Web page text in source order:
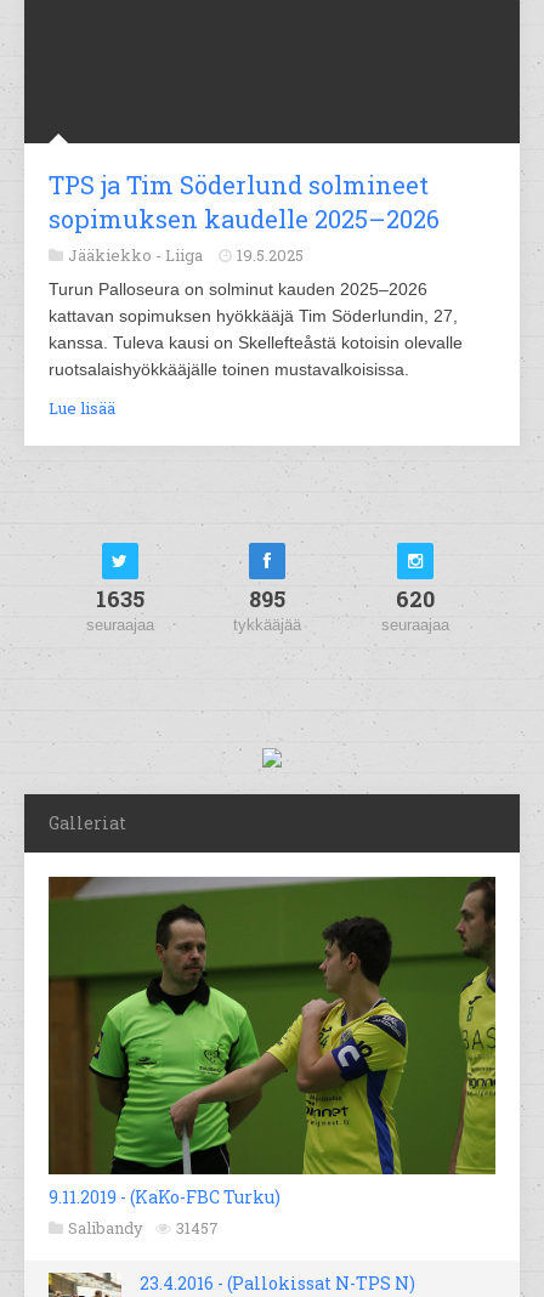
TPS ja Tim Söderlund solmineet
sopimuksen kaudelle 2025–2026
Jääkiekko - Liiga 19.5.2025
Turun Palloseura on solminut kauden 2025–2026
kattavan sopimuksen hyökkääjä Tim Söderlundin, 27,
kanssa. Tuleva kausi on Skellefteåstä kotoisin olevalle
ruotsalaishyökkääjälle toinen mustavalkoisissa.
Lue lisää
1635
seuraajaa
895
tykkääjää
620
seuraajaa
Galleriat
9.11.2019 - (KaKo-FBC Turku)
Salibandy 31457
23.4.2016 - (Pallokissat N-TPS N)